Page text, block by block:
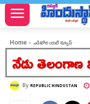
Home ఎడిటోరియల్ న్యూస్
నేడు
By REPUBLIC HINDUSTAN